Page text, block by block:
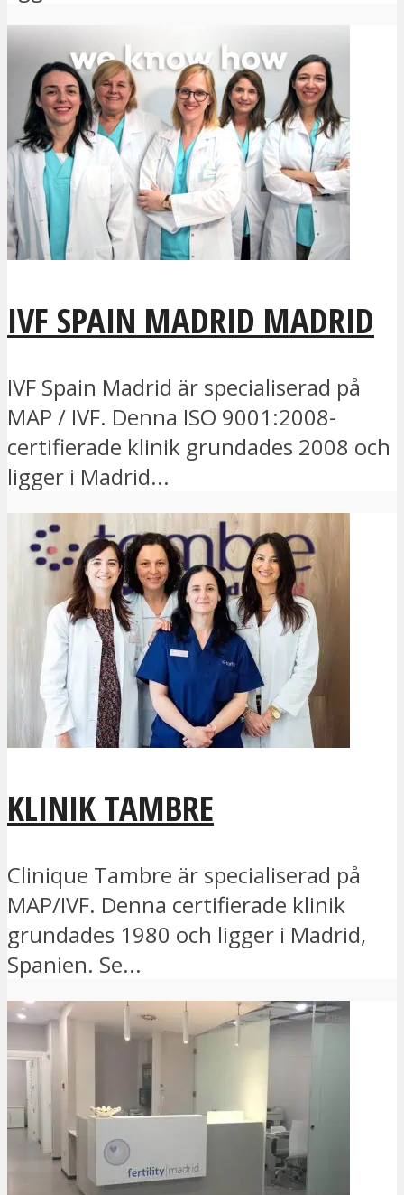
IVF SPAIN MADRID MADRID
IVF Spain Madrid är specialiserad på
MAP / IVF. Denna ISO 9001:2008-
certifierade klinik grundades 2008 och
ligger i Madrid...
KLINIK TAMBRE
Clinique Tambre är specialiserad på
MAP/IVF. Denna certifierade klinik
grundades 1980 och ligger i Madrid,
Spanien. Se...